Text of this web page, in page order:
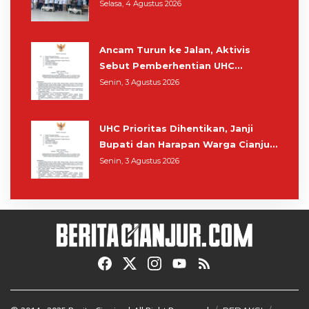
Muhaimin di Kota Santri
Selasa, 4 Agustus 2026
Ancam Turun ke Jalan, Aktivis
Sebut Pemberhentian UHC
Prioritas Rampas Hak Hidup
Senin, 3 Agustus 2026
UHC Prioritas Dihentikan, Janji
Bupati dan Harapan Warga Cianjur
Berobat Gratis Cukup Tunjukkan
Senin, 3 Agustus 2026